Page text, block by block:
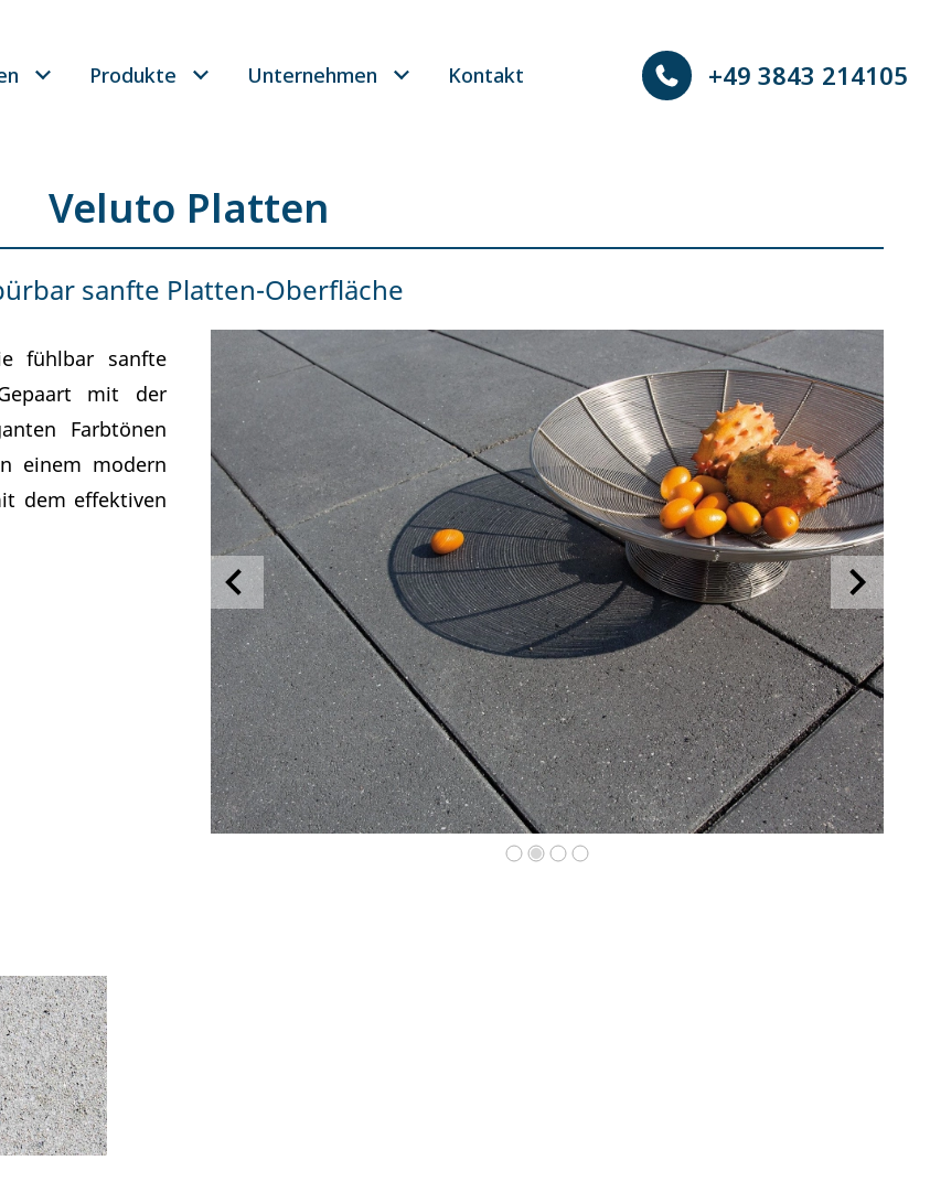
Produkte Unternehmen Kontakt +49 3843 214105
Veluto Platten
sanfte Platten-Oberfläche
fühlbar sanfte
mit der
Farbtönen
einem modern
dem effektiven